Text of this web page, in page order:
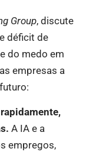
Group, discute
déficit de
do medo em
empresas a
A IA e a
empregos,